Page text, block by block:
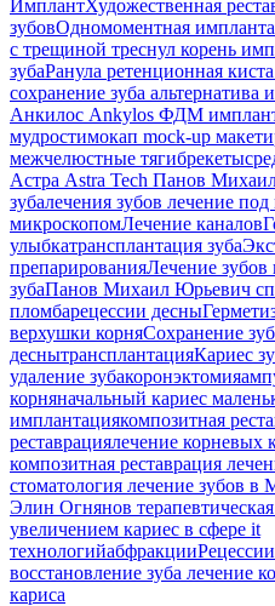
ИмплантХудожественная
зубовОдномоментная
с трещиной треснул корень
зубаРанула ретенционная киста
сохранение зуба альтернатива
Анкилос Ankylos ФДМ
мудростимокап mock-up
межчелюстные тягибрекеты
Астра Astra Tech Панов
зубалечения зубов лечение
микроскопомЛечение каналов
улыбкатрансплантация зуба
препарированияЛечение зубов
зубаПанов Михаил Юрьевич
пломбарецессии десны
верхушки корняСохранение
деснытрансплантацияКариес
удаление зубакоронэктомия
корняначальный кариес
имплантациякомпозитная
реставрациялечение корневых
композитная реставрация
стоматология лечение зубов в
Элин Огнянов
увеличением кариес в сфере it
технологийабфракцииРецессии
восстановление зуба лечение
кариса